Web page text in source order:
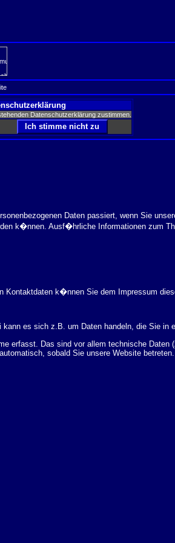
Datenschutzerklärung zustimmen.
Daten passiert, wenn Sie
k�nnen. Ausf�hrliche Informationen zum
Kontaktdaten k�nnen Sie dem Impressum
es sich z.B. um Daten handeln, die Sie in
erfasst. Das sind vor allem technische Daten
sobald Sie unsere Website betreten.